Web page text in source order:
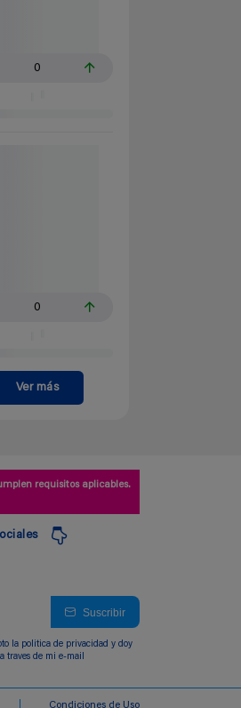
0
0
Ver más
requisitos aplicables.
Suscribir
la politica de privacidad y doy
traves de mi e-mail
Condiciones de Uso